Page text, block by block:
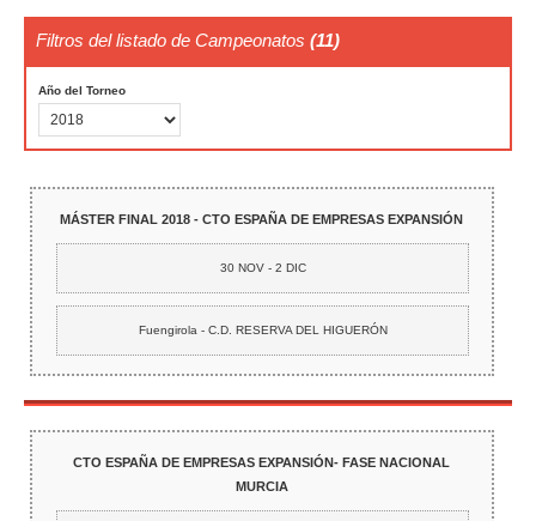
Filtros del listado de Campeonatos (11)
Año del Torneo
MÁSTER FINAL 2018 - CTO ESPAÑA DE EMPRESAS EXPANSIÓN
30 NOV - 2 DIC
Fuengirola - C.D. RESERVA DEL HIGUERÓN
CTO ESPAÑA DE EMPRESAS EXPANSIÓN- FASE NACIONAL
MURCIA